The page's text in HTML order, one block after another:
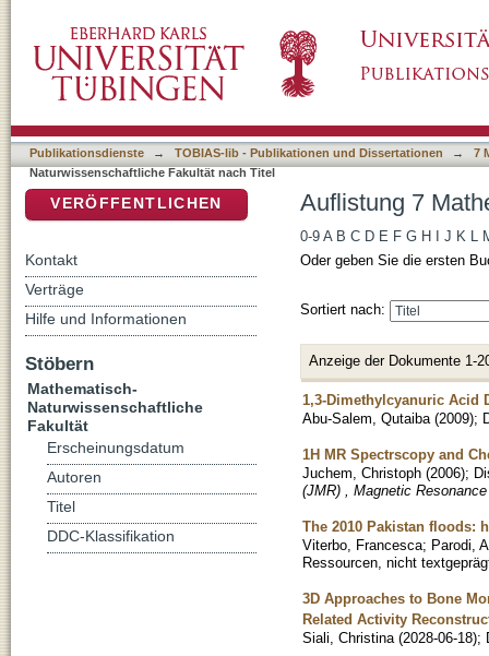
Publikationsdienste → TOBIAS-lib - Publikationen und Dissertationen →
7
Naturwissenschaftliche Fakultät nach Titel
Auflistung 7
0-9 A B C D E F G H J K L
Oder geben Sie die ersten
Sortiert nach:
Anzeige der Dokumente 1-
1,3-Dimethylcyanuric Acid
Abu-Salem, Qutaiba (2009);
1H MR Spectrscopy and
Juchem, Christoph (2006);
(JMR) , Magnetic
The 2010 Pakistan floods:
Viterbo, Francesca; Parodi,
Ressourcen, nicht
3D Approaches to Bone
Related Activity
Siali, Christina (2028-06-18);
VERÖFFENTLICHEN
Kontakt
Verträge
Hilfe und Informationen
Stöbern
Mathematisch-
Naturwissenschaftliche
Fakultät
Erscheinungsdatum
Autoren
Titel
DDC-Klassifikation